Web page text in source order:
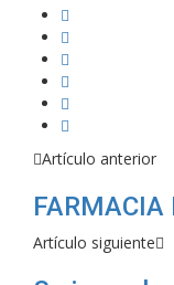
Artículo anterior
FARMACIA
Artículo siguiente